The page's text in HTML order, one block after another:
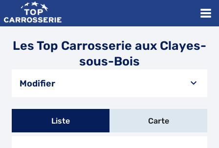
Les Top Carrosserie aux Clayes-
sous-Bois
Modifier
Liste Carte